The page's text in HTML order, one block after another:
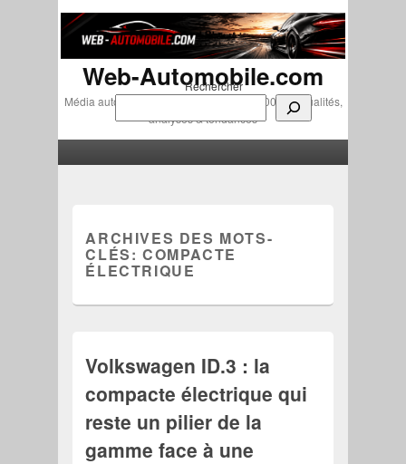
Rechercher
Web-Automobile.com
Média automobile indépendant depuis 2007 • Actualités,
analyses & tendances
ARCHIVES DES MOTS-
CLÉS: COMPACTE
ÉLECTRIQUE
Volkswagen ID.3 : la
compacte électrique qui
reste un pilier de la
gamme face à une